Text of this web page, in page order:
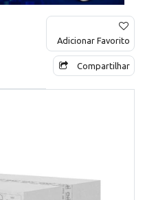
Adicionar Favorito
Compartilhar